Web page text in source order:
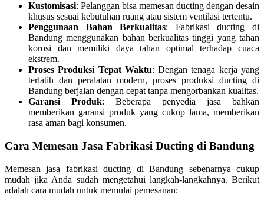
Kustomisasi: Pelanggan bisa memesan ducting dengan desain
khusus sesuai kebutuhan ruang atau sistem ventilasi tertentu.
Penggunaan Bahan Berkualitas: Fabrikasi ducting di
Bandung menggunakan bahan berkualitas tinggi yang tahan
korosi dan memiliki daya tahan optimal terhadap cuaca
ekstrem.
Proses Produksi Tepat Waktu: Dengan tenaga kerja yang
terlatih dan peralatan modern, proses produksi ducting di
Bandung berjalan dengan cepat tanpa mengorbankan kualitas.
Garansi Produk: Beberapa penyedia jasa bahkan
memberikan garansi produk yang cukup lama, memberikan
rasa aman bagi konsumen.
Cara Memesan Jasa Fabrikasi Ducting di Bandung
Memesan jasa fabrikasi ducting di Bandung sebenarnya cukup
mudah jika Anda sudah mengetahui langkah-langkahnya. Berikut
adalah cara mudah untuk memulai pemesanan: